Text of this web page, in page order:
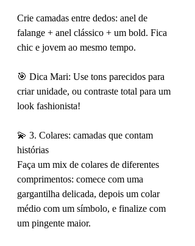
Crie camadas entre dedos: anel de
falange + anel clássico + um bold. Fica
chic e jovem ao mesmo tempo.
🎯 Dica Mari: Use tons parecidos para
criar unidade, ou contraste total para um
look fashionista!
💫 3. Colares: camadas que contam
histórias
Faça um mix de colares de diferentes
comprimentos: comece com uma
gargantilha delicada, depois um colar
médio com um símbolo, e finalize com
um pingente maior.